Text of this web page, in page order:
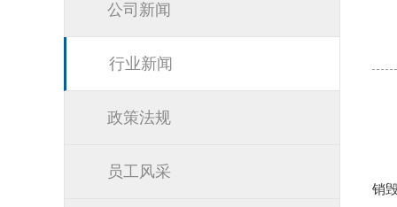
公司新闻
行业新闻
政策法规
员工风采
销